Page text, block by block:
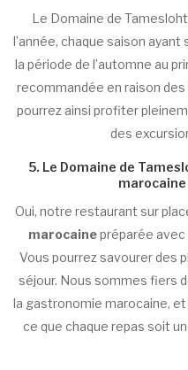
Le Domaine de
l’année, chaque saison
la période de l’automne au
recommandée en raison
pourrez ainsi profiter
des
5. Le Domaine de
Oui, notre restaurant sur
marocainepréparée avec
Vous pourrez savourer des
séjour. Nous sommes fiers
la gastronomie marocaine,
ce que chaque repas soit